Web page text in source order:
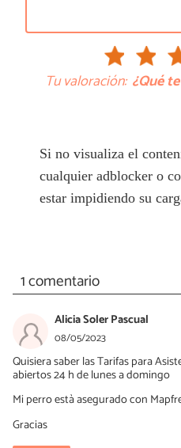
Tu valoración: ¿Qué
Si no visualiza el
cualquier adblocker o
estar impidiendo su
1 comentario
Alicia Soler Pascual
08/05/2023
Quisiera saber las Tarifas para
abiertos 24 h de lunes a domingo
Mi perro està asegurado con
Gracias